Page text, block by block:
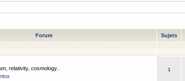
Forum Sujets
relativity, cosmology..
1